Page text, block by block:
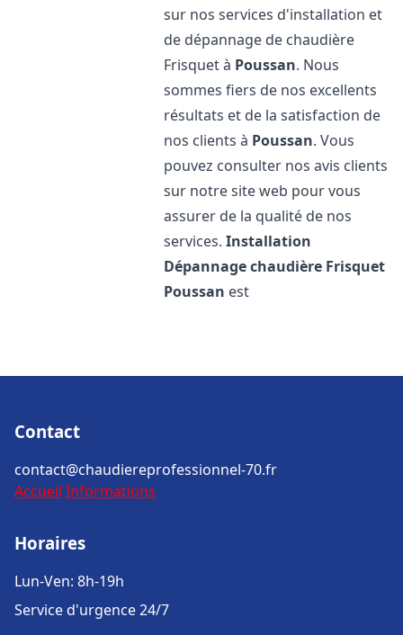
sur nos services d'installation et
de dépannage de chaudière
Frisquet à Poussan. Nous
sommes fiers de nos excellents
résultats et de la satisfaction de
nos clients à Poussan. Vous
pouvez consulter nos avis clients
sur notre site web pour vous
assurer de la qualité de nos
services.Installation
Dépannage chaudière Frisquet
Poussan est
Contact
contact@chaudiereprofessionnel-70.fr
Accueil Informations
Horaires
Lun-Ven: 8h-19h
Service d'urgence 24/7